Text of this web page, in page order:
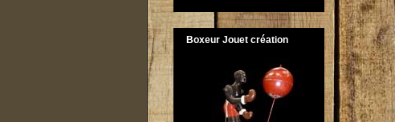
Boxeur Jouet création